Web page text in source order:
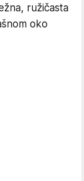
ružičasta
oko